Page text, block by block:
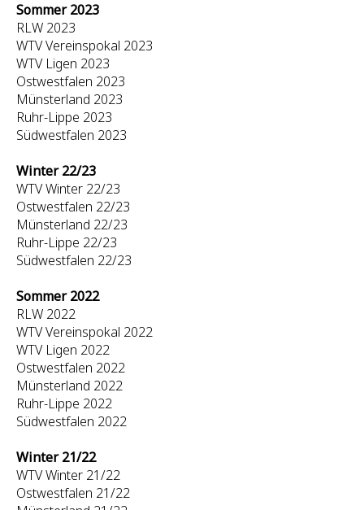
Sommer 2023
RLW 2023
WTV Vereinspokal 2023
WTV Ligen 2023
Ostwestfalen 2023
Münsterland 2023
Ruhr-Lippe 2023
Südwestfalen 2023
Winter 22/23
WTV Winter 22/23
Ostwestfalen 22/23
Münsterland 22/23
Ruhr-Lippe 22/23
Südwestfalen 22/23
Sommer 2022
RLW 2022
WTV Vereinspokal 2022
WTV Ligen 2022
Ostwestfalen 2022
Münsterland 2022
Ruhr-Lippe 2022
Südwestfalen 2022
Winter 21/22
WTV Winter 21/22
Ostwestfalen 21/22